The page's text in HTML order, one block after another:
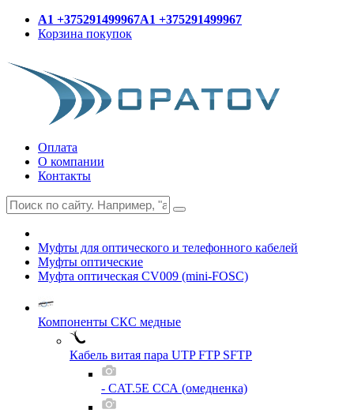
A1 +375291499967A1 +375291499967
Корзина покупок
Оплата
О компании
Контакты
Муфты для оптического и телефонного кабелей
Муфты оптические
Муфта оптическая CV009 (mini-FOSC)
Компоненты СКС медные
Кабель витая пара UTP FTP SFTP
- CAT.5E ССА (омедненка)